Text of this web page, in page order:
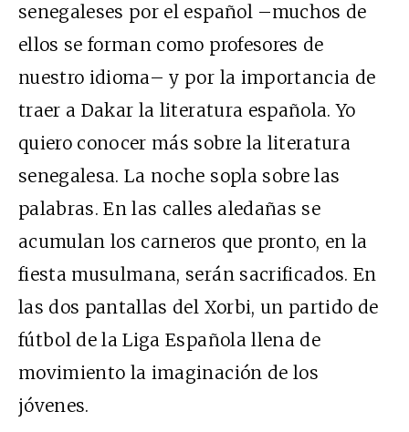
senegaleses por el español –muchos de
ellos se forman como profesores de
nuestro idioma– y por la importancia de
traer a Dakar la literatura española. Yo
quiero conocer más sobre la literatura
senegalesa. La noche sopla sobre las
palabras. En las calles aledañas se
acumulan los carneros que pronto, en la
fiesta musulmana, serán sacrificados. En
las dos pantallas del Xorbi, un partido de
fútbol de la Liga Española llena de
movimiento la imaginación de los
jóvenes.